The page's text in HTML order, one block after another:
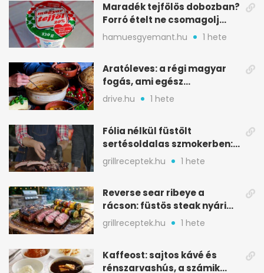
Maradék tejfölös dobozban?
Forró ételt ne csomagolj
ilyen tégelybe
hamuesgyemant.hu 1 hete
Aratóleves: a régi magyar
fogás, ami egész
csapatokat jóllakatott
drive.hu 1 hete
Fólia nélkül füstölt
sertésoldalas szmokerben:
ropogós bark, 6 óra
grillreceptek.hu 1 hete
Reverse sear ribeye a
rácson: füstös steak nyári
tökkebabbal
grillreceptek.hu 1 hete
Kaffeost: sajtos kávé és
rénszarvashús, a számik